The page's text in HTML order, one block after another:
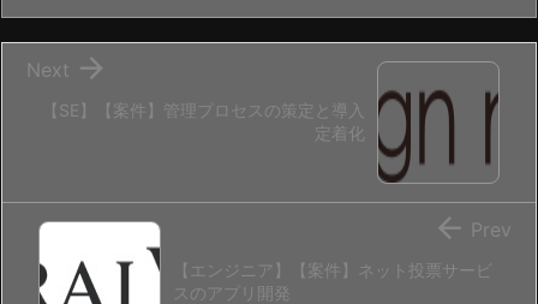
【SE】【案件】管理プロセスの策定と導入
定着化

Next
【エンジニア】【案件】ネット投票サービ
スのアプリ開発
 Prev